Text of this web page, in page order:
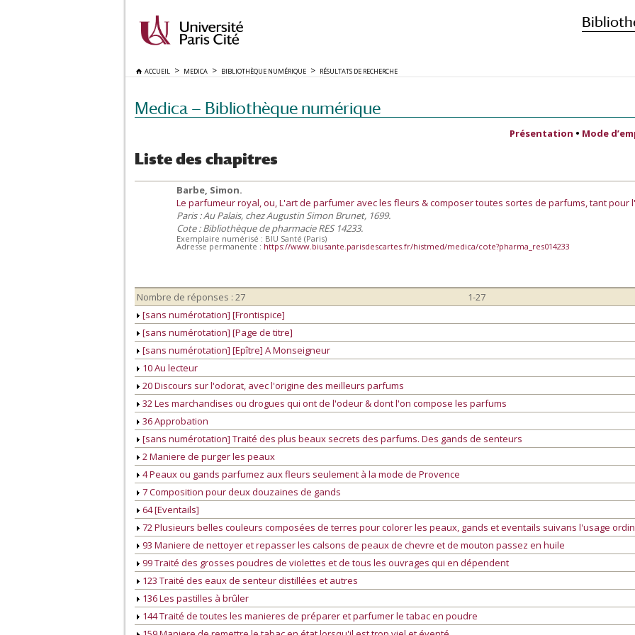
ACCUEIL MEDICA BIBLIOTHÈQUE NUMÉRIQUE RÉSULTATS DE RECHERCHE
Medica — Bibliothèque numérique
Présentation • Mode
Liste des chapitres
Barbe, Simon.
Le parfumeur royal, ou, L'art de parfumer avec les fleurs & composer toutes sortes de parfums, tant pour
Paris : Au Palais, chez Augustin Simon Brunet, 1699.
Cote : Bibliothèque de pharmacie RES 14233.
Exemplaire numérisé : BIU Santé (Paris)
Adresse permanente : https://www.biusante.parisdescartes.fr/histmed/medica/cote?pharma_res014233
Nombre de réponses : 27
1-27
[sans numérotation] [Frontispice]
[sans numérotation] [Page de titre]
[sans numérotation] [Epître] A Monseigneur
10 Au lecteur
20 Discours sur l'odorat, avec l'origine des meilleurs parfums
32 Les marchandises ou drogues qui ont de l'odeur & dont l'on compose les parfums
36 Approbation
[sans numérotation] Traité des plus beaux secrets des parfums. Des gands de senteurs
2 Maniere de purger les peaux
4 Peaux ou gands parfumez aux fleurs seulement à la mode de Provence
7 Composition pour deux douzaines de gands
64 [Eventails]
72 Plusieurs belles couleurs composées de terres pour colorer les peaux, gands et eventails suivans l'usage
93 Maniere de nettoyer et repasser les calsons de peaux de chevre et de mouton passez en huile
99 Traité des grosses poudres de violettes et de tous les ouvrages qui en dépendent
123 Traité des eaux de senteur distillées et autres
136 Les pastilles à brûler
144 Traité de toutes les manieres de préparer et parfumer le tabac en poudre